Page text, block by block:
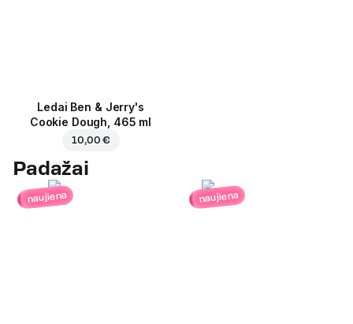
Ledai Ben & Jerry's
Cookie Dough, 465 ml
10,00 €
Padažai
naujiena naujiena